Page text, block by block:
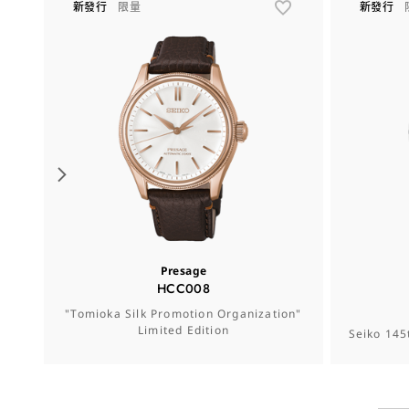
新發行 限量
Presage
HCC008
"Tomioka Silk Promotion Organization"
Limited Edition
新發行
Seiko